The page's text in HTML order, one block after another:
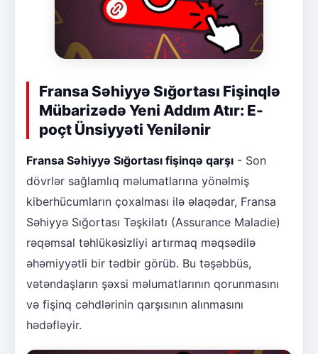
Fransa Səhiyyə Sığortası Fişinqlə
Mübarizədə Yeni Addım Atır: E-
poçt Ünsiyyəti Yenilənir
Fransa Səhiyyə Sığortası fişinqə qarşı - Son
dövrlər sağlamlıq məlumatlarına yönəlmiş
kiberhücumların çoxalması ilə əlaqədar, Fransa
Səhiyyə Sığortası Təşkilatı (Assurance Maladie)
rəqəmsal təhlükəsizliyi artırmaq məqsədilə
əhəmiyyətli bir tədbir görüb. Bu təşəbbüs,
vətəndaşların şəxsi məlumatlarının qorunmasını
və fişinq cəhdlərinin qarşısının alınmasını
hədəfləyir.